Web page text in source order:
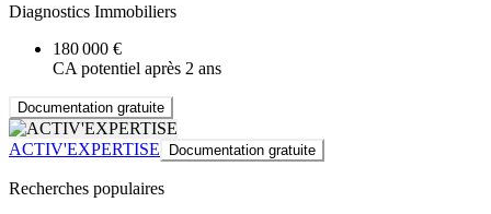
Diagnostics Immobiliers
180 000 €
CA potentiel après 2 ans
Documentation gratuite
ACTIV'EXPERTISE Documentation gratuite
Recherches populaires